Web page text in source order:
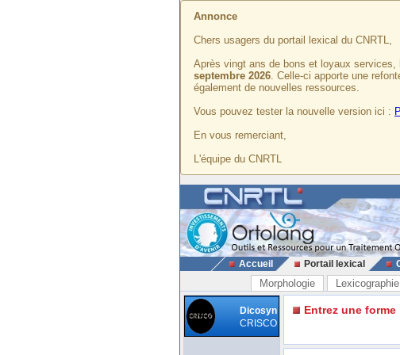
Annonce
Chers usagers du portail lexical du CNRTL,
Après vingt ans de bons et loyaux services,
septembre 2026. Celle-ci apporte une
également de nouvelles ressources.
Vous pouvez tester la nouvelle version ici :
En vous remerciant,
L'équipe du CNRTL
Accueil Portail lexical
Morphologie Lexicographie
Dicosyn
CRISCO
Entrez une forme